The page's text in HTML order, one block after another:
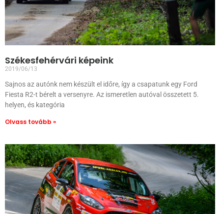
Székesfehérvári képeink
2019/06/13
Sajnos az autónk nem készült el időre, így a csapatunk egy Ford
Fiesta R2-t bérelt a versenyre. Az ismeretlen autóval összetett 5.
helyen, és kategória
Olvass tovább »